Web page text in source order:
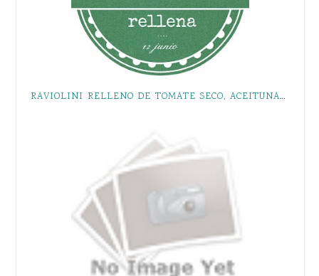
RAVIOLINI RELLENO DE TOMATE SECO, ACEITUNAS Y MOZARELLA { #DÍADELAPASTAFRESCARELLENA }